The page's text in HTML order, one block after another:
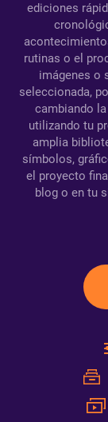
ediciones
rutinas o el
imágenes o
seleccionada,
cambiando
utilizando tu
amplia
símbolos,
el proyecto
blog o en tu